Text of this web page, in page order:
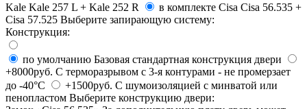
Kale Kale 257 L + Kale 252 R в комплекте Cisa Cisa 56.535 +
Cisa 57.525 Выберите запирающую систему:
Конструкция:
по умолчанию Базовая стандартная конструкция двери
+8000руб. C терморазрывом с 3-я контурами - не промерзает
до -40°C
+1500руб. С шумоизоляцией с минватой или
пенопластом Выберите конструкцию двери: